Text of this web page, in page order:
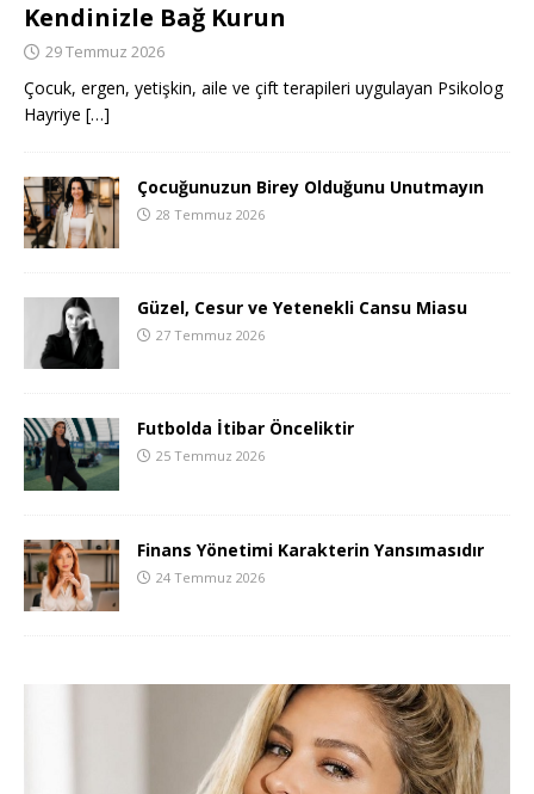
Kendinizle Bağ Kurun
29 Temmuz 2026
Çocuk, ergen, yetişkin, aile ve çift terapileri uygulayan Psikolog
Hayriye […]
Çocuğunuzun Birey Olduğunu Unutmayın
28 Temmuz 2026
Güzel, Cesur ve Yetenekli Cansu Miasu
27 Temmuz 2026
Futbolda İtibar Önceliktir
25 Temmuz 2026
Finans Yönetimi Karakterin Yansımasıdır
24 Temmuz 2026